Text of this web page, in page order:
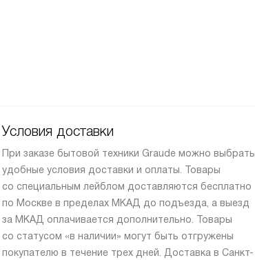
Условия доставки
При заказе бытовой техники Graude можно выбрать
удобные условия доставки и оплаты. Товары
со специальным лейблом доставляются бесплатно
по Москве в пределах МКАД до подъезда, а выезд
за МКАД оплачивается дополнительно. Товары
со статусом «в наличии» могут быть отгружены
покупателю в течение трех дней. Доставка в Санкт-